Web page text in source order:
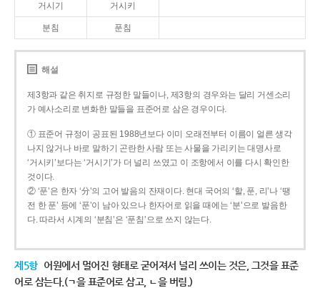
거시기 거시키
분침 푼침
해설
제3항과 같은 취지로 규정한 말들이나, 제3항의 경우와는 달리 거센소리
가 예사소리로 변화한 말들을 표준어로 삼은 경우이다.
① 표준어 규정이 공표된 1988년보다 이미 오래전부터 이름이 얼른 생각
나지 않거나 바로 말하기 곤란한 사람 또는 사물을 가리키는 대명사로
‘거시키’보다는 ‘거시기’가 더 널리 쓰였고 이 조항에서 이를 다시 확인한
것이다.
② ‘푼’은 한자 ‘分’의 고어 발음의 잔재이다. 현대 국어의 ‘할, 푼, 리’나 ‘땡
전 한 푼’ 등에 ‘푼’이 남아 있으나 한자어로 읽을 때에는 ‘분’으로 발음한
다. 따라서 시계의 ‘분침’은 ‘푼침’으로 쓰지 않는다.
제5항 어원에서 멀어진 형태로 굳어져서 널리 쓰이는 것은, 그것을 표준
어로 삼는다.(ㄱ을 표준어로 삼고, ㄴ을 버림.)